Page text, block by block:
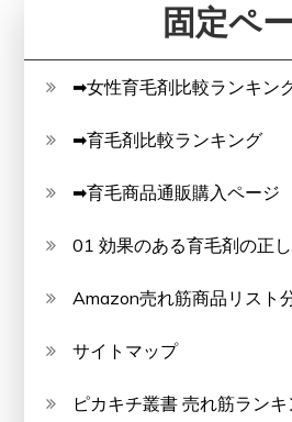
固定ペ
➡女性育毛剤比較ランキン
➡育毛剤比較ランキング
➡育毛商品通販購入ページ
01 効果のある育毛剤の正
Amazon売れ筋商品リスト
サイトマップ
ピカキチ叢書 売れ筋ラン